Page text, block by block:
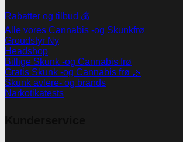
Rabatter og tilbud 💰
Alle vores Cannabis -og Skunkfrø
Groudstyr
Headshop
Billige Skunk -og Cannabis frø
Gratis Skunk -og Cannabis frø 🌿
Skunk avlere- og brands
Narkotikatests